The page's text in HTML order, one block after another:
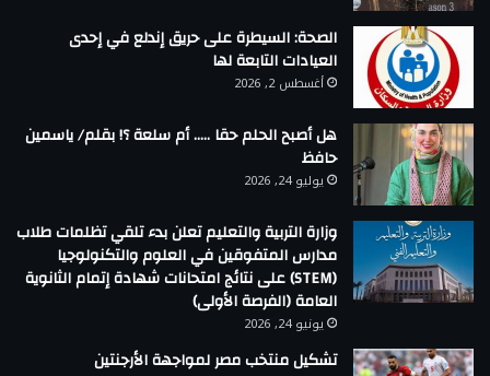
الصحة: السيطرة على حريق إندلع في إحدى
العيادات التابعة لها
أغسطس 2, 2026
هل أصبح الحلم حقا ….. أم سلعة ؟! بقلم/ ياسمين
حافظ
يوليو 24, 2026
وزارة التربية والتعليم تعلن بدء تلقي تظلمات طلاب
مدارس المتفوقين في العلوم والتكنولوجيا
(STEM) على نتائج امتحانات شهادة إتمام الثانوية
العامة (الفرصة الأولى)
يونيو 24, 2026
تشكيل منتخب مصر لمواجهة الأرجنتين